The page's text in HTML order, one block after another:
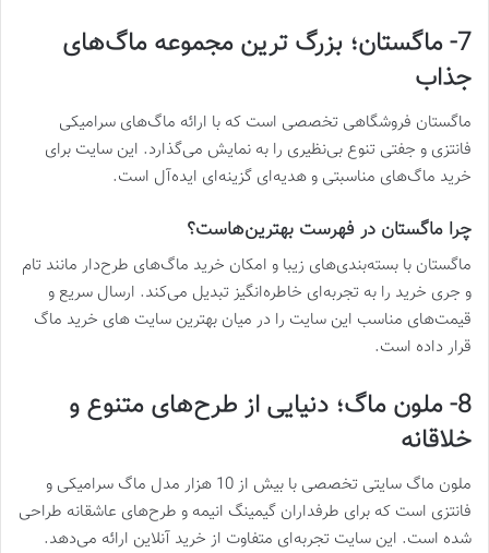
7- ماگستان؛ بزرگ‌ ترین مجموعه ماگ‌های
جذاب
ماگستان فروشگاهی تخصصی است که با ارائه ماگ‌های سرامیکی
فانتزی و جفتی تنوع بی‌نظیری را به نمایش می‌گذارد. این سایت برای
خرید ماگ‌های مناسبتی و هدیه‌ای گزینه‌ای ایده‌آل است.
چرا ماگستان در فهرست بهترین‌هاست؟
ماگستان با بسته‌بندی‌های زیبا و امکان خرید ماگ‌های طرح‌دار مانند تام
و جری خرید را به تجربه‌ای خاطره‌انگیز تبدیل می‌کند. ارسال سریع و
قیمت‌های مناسب این سایت را در میان بهترین سایت های خرید ماگ
قرار داده است.
8- ملون ماگ؛ دنیایی از طرح‌های متنوع و
خلاقانه
ملون ماگ سایتی تخصصی با بیش از 10 هزار مدل ماگ سرامیکی و
فانتزی است که برای طرفداران گیمینگ انیمه و طرح‌های عاشقانه طراحی
شده است. این سایت تجربه‌ای متفاوت از خرید آنلاین ارائه می‌دهد.